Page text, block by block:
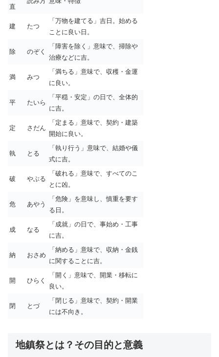
直
建 たつ
「万物を建てる」吉日。始める
ことに良い日。
除 のぞく
「障害を除く」意味で、掃除や
治療などに吉。
満 みつ
「満ちる」意味で、収穫・金運
に良い。
平 たいら
「平穏・安定」の日で、全体的
に吉。
定 さだん
「定まる」意味で、契約・建築
開始に良い。
執 とる
「執り行う」意味で、結婚や儀
式に吉。
破 やぶる
「破れる」意味で、すべてのこ
とに凶。
危 あやう
「危険」を意味し、慎重を要す
る日。
成 なる
「成就」の日で、事始め・工事
に吉。
納 おさめ
「納める」意味で、収納・金銭
に関することに吉。
開 ひらく
「開く」意味で、開業・移転に
良い。
閉 とづ
「閉じる」意味で、契約・開業
には不向き。
地鎮祭とは？その目的と意義